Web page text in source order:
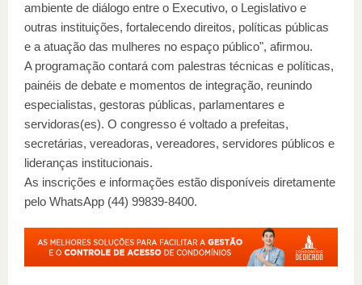
ambiente de diálogo entre o Executivo, o Legislativo e
outras instituições, fortalecendo direitos, políticas públicas
e a atuação das mulheres no espaço público", afirmou.
A programação contará com palestras técnicas e políticas,
painéis de debate e momentos de integração, reunindo
especialistas, gestoras públicas, parlamentares e
servidoras(es). O congresso é voltado a prefeitas,
secretárias, vereadoras, vereadores, servidores públicos e
lideranças institucionais.
As inscrições e informações estão disponíveis diretamente
pelo WhatsApp (44) 99839-8400.